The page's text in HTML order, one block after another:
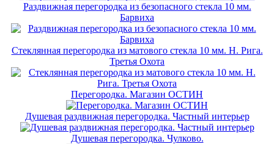
Раздвижная перегородка из безопасного стекла 10 мм.
Барвиха
Стеклянная перегородка из матового стекла 10 мм. Н. Рига.
Третья Охота
Перегородка. Магазин ОСТИН
Душевая раздвижная перегородка. Частный интерьер
Душевая перегородка. Чулково.